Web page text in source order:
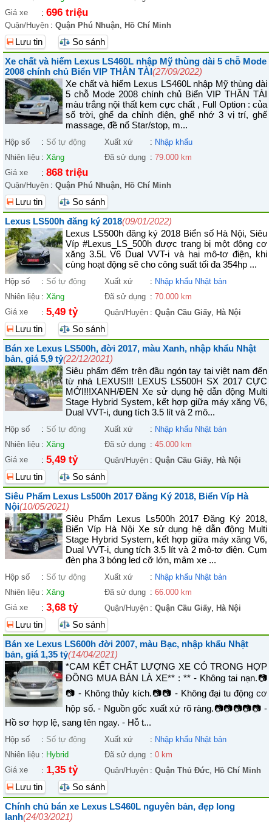
Giá xe
: 696 triệu
Quận/Huyện : Quận Phú Nhuận, Hồ Chí Minh
Lưu tin
So sánh
Xe chất và hiếm Lexus LS460L nhập Mỹ thùng dài 5 chỗ Mode
2008 chính chủ Biển VIP THẦN TÀI(27/09/2022)
Xe chất và hiếm Lexus LS460L nhập Mỹ thùng dài
5 chỗ Mode 2008 chính chủ Biển VIP THẦN TÀI
màu trắng nội thất kem cực chất , Full Option : của
số trời, ghế da chỉnh điện, ghế nhớ 3 vị trí, ghế
massage, đề nổ Star/stop, m...
Hộp số : Số tự động Xuất xứ : Nhập khẩu
Nhiên liệu : Xăng Đã sử dụng : 79.000 km
Giá xe
: 868 triệu
Quận/Huyện : Quận Phú Nhuận, Hồ Chí Minh
Lưu tin
So sánh
Lexus LS500h đăng ký 2018(09/01/2022)
Lexus LS500h đăng ký 2018 Biển số Hà Nội, Siêu
Víp #Lexus_LS_500h được trang bị một động cơ
xăng 3.5L V6 Dual VVT-i và hai mô-tơ điện, khi
cùng hoạt động sẽ cho công suất tối đa 354hp ...
Hộp số : Số tự động Xuất xứ : Nhập khẩu Nhật bản
Nhiên liệu : Xăng Đã sử dụng : 70.000 km
Giá xe
: 5,49 tỷ Quận/Huyện : Quận Cầu Giấy, Hà Nội
Lưu tin
So sánh
Bán xe Lexus LS500h, đời 2017, màu Xanh, nhập khẩu Nhật
bản, giá 5,9 tỷ(22/12/2021)
Siêu phẩm đếm trên đầu ngón tay tại việt nam đến
từ nhà LEXUS!!! LEXUS LS500H SX 2017 CỰC
MỚI!!!XANH/ĐEN Xe sử dụng hệ dẫn động Multi
Stage Hybrid System, kết hợp giữa máy xăng V6,
Dual VVT-i, dung tích 3.5 lít và 2 mô...
Hộp số : Số tự động Xuất xứ : Nhập khẩu Nhật bản
Nhiên liệu : Xăng Đã sử dụng : 45.000 km
Giá xe
: 5,49 tỷ Quận/Huyện : Quận Cầu Giấy, Hà Nội
Lưu tin
So sánh
Siêu Phẩm Lexus Ls500h 2017 Đăng Ký 2018, Biển Víp Hà
Nội(10/05/2021)
Siêu Phẩm Lexus Ls500h 2017 Đăng Ký 2018,
Biển Víp Hà Nội Xe sử dụng hệ dẫn động Multi
Stage Hybrid System, kết hợp giữa máy xăng V6,
Dual VVT-i, dung tích 3.5 lít và 2 mô-tơ điện. Cụm
đèn pha 3 bóng led cỡ lớn, mâm xe ...
Hộp số : Số tự động Xuất xứ : Nhập khẩu Nhật bản
Nhiên liệu : Xăng Đã sử dụng : 66.000 km
Giá xe
: 3,68 tỷ Quận/Huyện : Quận Cầu Giấy, Hà Nội
Lưu tin
So sánh
Bán xe Lexus LS600h đời 2007, màu Bạc, nhập khẩu Nhật
bản, giá 1,35 tỷ(14/04/2021)
*CAM KẾT CHẤT LƯỢNG XE CÓ TRONG HỢP
ĐỒNG MUA BÁN LÀ XE** : ** - Không tai nạn.📷
📷 - Không thủy kích.📷📷 - Không đại tu động cơ
hộp số. - Nguồn gốc xuất xứ rõ ràng.📷📷📷📷📷 -
Hồ sơ hợp lệ, sang tên ngay. - Hỗ t...
Hộp số : Số tự động Xuất xứ : Nhập khẩu Nhật bản
Nhiên liệu : Hybrid Đã sử dụng : 0 km
Giá xe
: 1,35 tỷ Quận/Huyện : Quận Thủ Đức, Hồ Chí Minh
Lưu tin
So sánh
Chính chủ bán xe Lexus LS460L nguyên bản, đẹp long
lanh(24/03/2021)